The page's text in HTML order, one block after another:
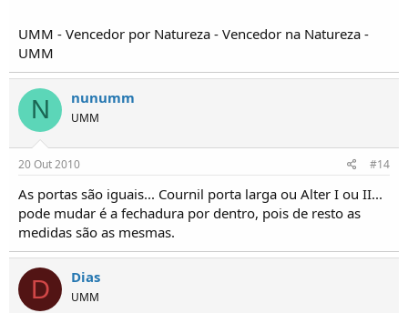
UMM - Vencedor por Natureza - Vencedor na Natureza -
UMM
N nunumm
UMM
20 Out 2010 #14
As portas são iguais... Cournil porta larga ou Alter I ou II...
pode mudar é a fechadura por dentro, pois de resto as
medidas são as mesmas.
D Dias
UMM